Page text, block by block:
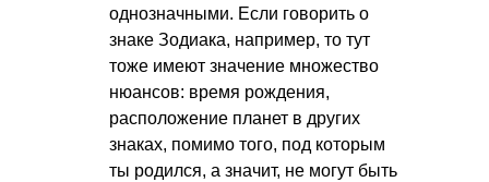
однозначными. Если говорить о
знаке Зодиака, например, то тут
тоже имеют значение множество
нюансов: время рождения,
расположение планет в других
знаках, помимо того, под которым
ты родился, а значит, не могут быть